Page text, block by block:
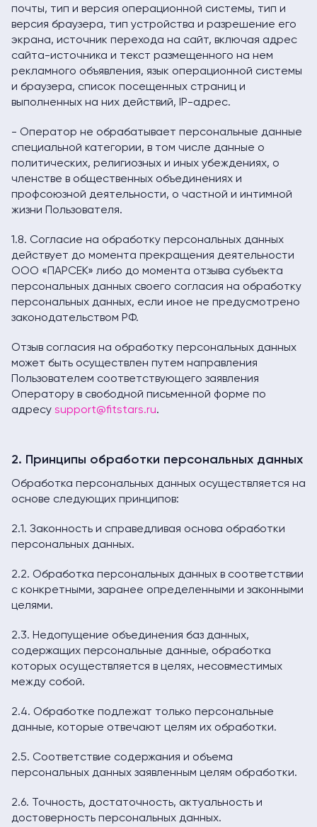
почты, тип и версия операционной системы, тип и
версия браузера, тип устройства и разрешение его
экрана, источник перехода на сайт, включая адрес
сайта-источника и текст размещенного на нем
рекламного объявления, язык операционной системы
и браузера, список посещенных страниц и
выполненных на них действий, IP-адрес.
- Оператор не обрабатывает персональные данные
специальной категории, в том числе данные о
политических, религиозных и иных убеждениях, о
членстве в общественных объединениях и
профсоюзной деятельности, о частной и интимной
жизни Пользователя.
1.8. Согласие на обработку персональных данных
действует до момента прекращения деятельности
ООО «ПАРСЕК» либо до момента отзыва субъекта
персональных данных своего согласия на обработку
персональных данных, если иное не предусмотрено
законодательством РФ.
Отзыв согласия на обработку персональных данных
может быть осуществлен путем направления
Пользователем соответствующего заявления
Оператору в свободной письменной форме по
адресу support@fitstars.ru.
2. Принципы обработки персональных данных
Обработка персональных данных осуществляется на
основе следующих принципов:
2.1. Законность и справедливая основа обработки
персональных данных.
2.2. Обработка персональных данных в соответствии
с конкретными, заранее определенными и законными
целями.
2.3. Недопущение объединения баз данных,
содержащих персональные данные, обработка
которых осуществляется в целях, несовместимых
между собой.
2.4. Обработке подлежат только персональные
данные, которые отвечают целям их обработки.
2.5. Соответствие содержания и объема
персональных данных заявленным целям обработки.
2.6. Точность, достаточность, актуальность и
достоверность персональных данных.